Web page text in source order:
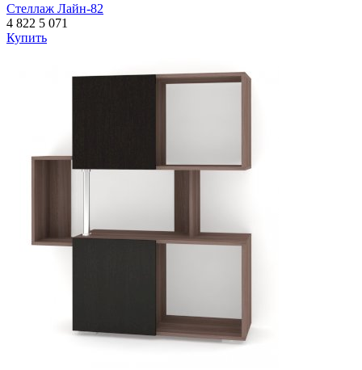
Стеллаж Лайн-82
4 822 5 071
Купить